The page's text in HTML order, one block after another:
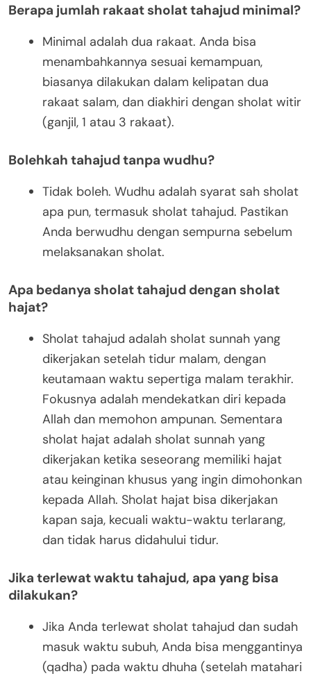
Berapa jumlah rakaat sholat tahajud minimal?
Minimal adalah dua rakaat. Anda bisa
menambahkannya sesuai kemampuan,
biasanya dilakukan dalam kelipatan dua
rakaat salam, dan diakhiri dengan sholat witir
(ganjil, 1 atau 3 rakaat).
Bolehkah tahajud tanpa wudhu?
Tidak boleh. Wudhu adalah syarat sah sholat
apa pun, termasuk sholat tahajud. Pastikan
Anda berwudhu dengan sempurna sebelum
melaksanakan sholat.
Apa bedanya sholat tahajud dengan sholat
hajat?
Sholat tahajud adalah sholat sunnah yang
dikerjakan setelah tidur malam, dengan
keutamaan waktu sepertiga malam terakhir.
Fokusnya adalah mendekatkan diri kepada
Allah dan memohon ampunan. Sementara
sholat hajat adalah sholat sunnah yang
dikerjakan ketika seseorang memiliki hajat
atau keinginan khusus yang ingin dimohonkan
kepada Allah. Sholat hajat bisa dikerjakan
kapan saja, kecuali waktu-waktu terlarang,
dan tidak harus didahului tidur.
Jika terlewat waktu tahajud, apa yang bisa
dilakukan?
Jika Anda terlewat sholat tahajud dan sudah
masuk waktu subuh, Anda bisa menggantinya
(qadha) pada waktu dhuha (setelah matahari